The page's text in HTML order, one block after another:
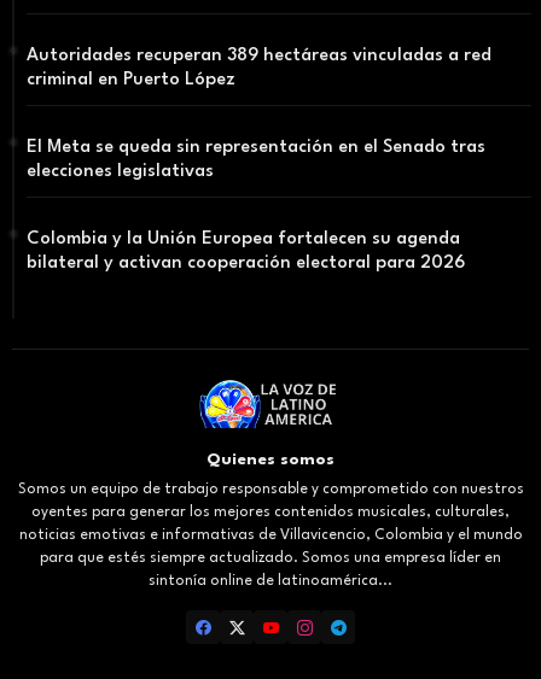
Autoridades recuperan 389 hectáreas vinculadas a red
criminal en Puerto López
El Meta se queda sin representación en el Senado tras
elecciones legislativas
Colombia y la Unión Europea fortalecen su agenda
bilateral y activan cooperación electoral para 2026
Quienes somos
Somos un equipo de trabajo responsable y comprometido con nuestros
oyentes para generar los mejores contenidos musicales, culturales,
noticias emotivas e informativas de Villavicencio, Colombia y el mundo
para que estés siempre actualizado. Somos una empresa líder en
sintonía online de latinoamérica...